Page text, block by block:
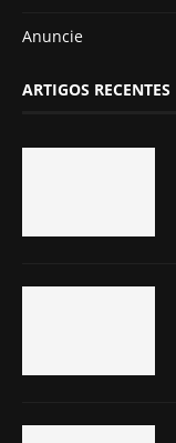
Anuncie
ARTIGOS RECENTES